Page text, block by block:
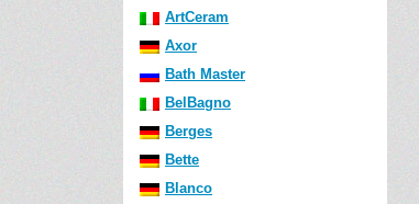
ArtCeram
Axor
Bath Master
BelBagno
Berges
Bette
Blanco